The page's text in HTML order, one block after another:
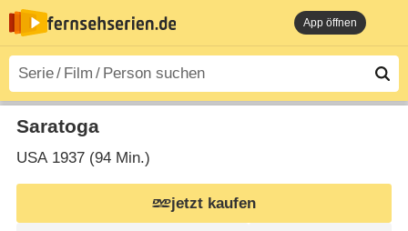
App öffnen
Saratoga
USA1937 (94 Min.)
jetzt kaufen